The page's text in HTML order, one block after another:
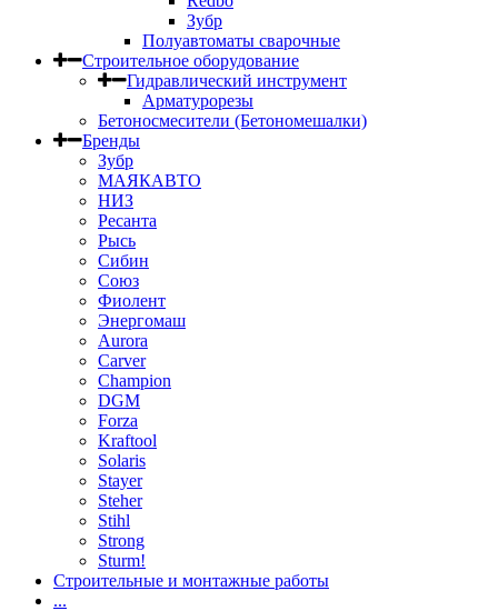
Зубр
Полуавтоматы сварочные
Строительное оборудование
Гидравлический инструмент
Арматурорезы
Бетоносмесители (Бетономешалки)
Бренды
Зубр
МАЯКАВТО
НИЗ
Ресанта
Рысь
Сибин
Союз
Фиолент
Энергомаш
Aurora
Carver
Champion
DGM
Forza
Kraftool
Solaris
Stayer
Steher
Stihl
Strong
Sturm!
Строительные и монтажные работы
...